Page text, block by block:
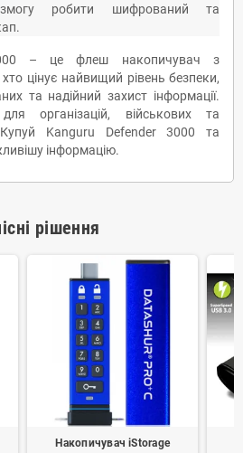
робити шифрований та
– це флеш накопичувач з
цінує найвищий рівень безпеки,
та надійний захист інформації.
організацій, військових та
Kanguru Defender 3000 та
інформацію.
рішення
Накопичувач iStorage